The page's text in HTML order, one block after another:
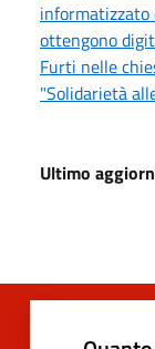
ottengono
Furti nelle
"Solidarietà
Ultimo